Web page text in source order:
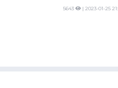
5643 | 2023-01-25